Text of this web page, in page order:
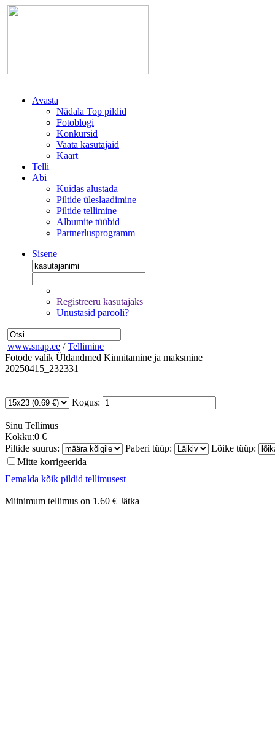
Avasta
Nädala Top pildid
Fotoblogi
Konkursid
Vaata kasutajaid
Kaart
Telli
Abi
Kuidas alustada
Piltide üleslaadimine
Piltide tellimine
Albumite tüübid
Partnerlusprogramm
Sisene
Registreeru kasutajaks
Unustasid parooli?
www.snap.ee / Tellimine
Fotode valik Üldandmed Kinnitamine ja maksmine
20250415_232331
Kogus:
Sinu Tellimus
Kokku:0 €
Piltide suurus:
Paberi tüüp:
Lõike tüüp:
Mitte korrigeerida
Eemalda kõik pildid tellimusest
Miinimum tellimus on 1.60 € Jätka